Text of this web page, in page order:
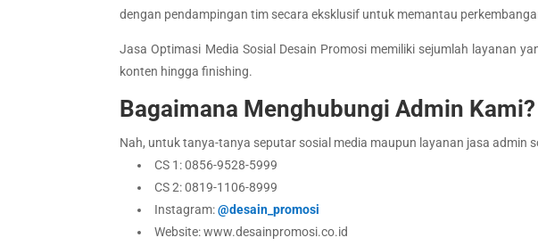
dengan pendampingan tim secara eksklusif untuk memantau
Jasa Optimasi Media Sosial Desain Promosi memiliki sejumlah layanan
konten hingga finishing.
Bagaimana Menghubungi Admin Kami?
Nah, untuk tanya-tanya seputar sosial media maupun layanan jasa admin
CS 1: 0856-9528-5999
CS 2: 0819-1106-8999
Instagram:@desain_promosi
Website: www.desainpromosi.co.id